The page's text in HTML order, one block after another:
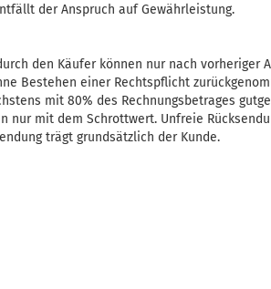
der Anspruch auf Gewährleistung.
den Käufer können nur nach vorheriger
Bestehen einer Rechtspflicht
mit 80% des Rechnungsbetrages
nur mit dem Schrottwert. Unfreie
trägt grundsätzlich der Kunde.